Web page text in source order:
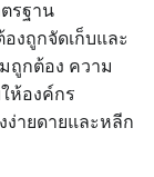
รฐาน
งถูกจัดเก็บและ
ถูกต้อง ความ
ห้องค์กร
ายดายและหลีก